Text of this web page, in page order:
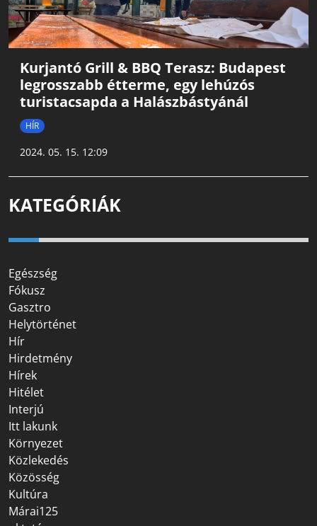
Kurjantó Grill & BBQ Terasz: Budapest
legrosszabb étterme, egy lehúzós
turistacsapda a Halászbástyánál
HÍR
2024. 05. 15. 12:09
KATEGÓRIÁK
Egészség
Fókusz
Gasztro
Helytörténet
Hír
Hirdetmény
Hírek
Hitélet
Interjú
Itt lakunk
Környezet
Közlekedés
Közösség
Kultúra
Márai125